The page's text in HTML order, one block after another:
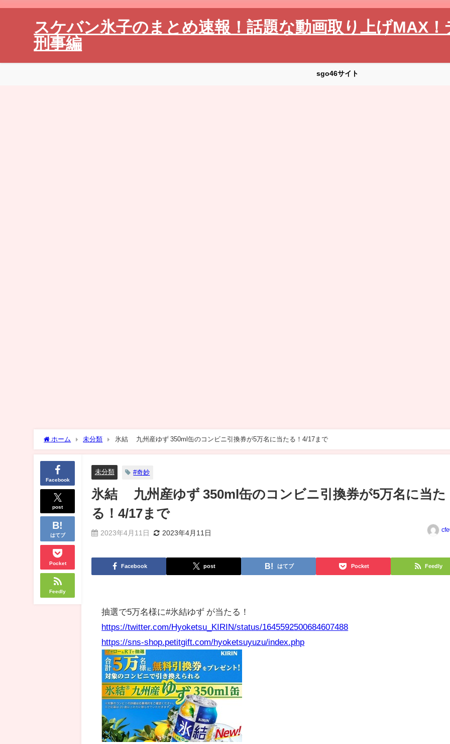
スケバン氷子のまとめ速報！話題な動画取り上げMAX
刑事編
sgo46サイト
ホーム 未分類 氷結® 九州産ゆず 350ml缶のコンビニ引換券が5万名に当たる！4/17まで
Facebook
post
はてブ
Pocket
Feedly
未分類 #奇妙
氷結® 九州産ゆず 350ml缶のコンビニ引換券が5万名に当た
る！4/17まで
2023年4月11日 2023年4月11日
Facebook post はてブ Pocket Feedly
抽選で5万名様に#氷結ゆず が当たる！
https://twitter.com/Hyoketsu_KIRIN/status/1645592500684607488
https://sns-shop.petitgift.com/hyoketsuyuzu/index.php